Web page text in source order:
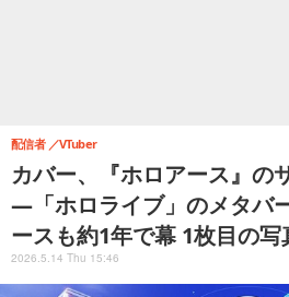
カバー、『ホロアース』の
―「ホロライブ」のメタバ
ースも約1年で幕 1枚目の写
配信者 VTuber
2026.5.14 Thu 15:46